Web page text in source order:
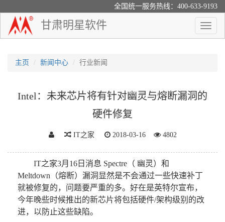
全国统一服务热线：400-633-9193
Toggle
甘肃明星软件
主页 新闻中心 行业新闻
Intel：未来芯片将有针对幽灵与熔断漏洞的
硬件修复
IT之家 2018-03-16 4802
IT之家3月16日消息 Spectre（ 幽灵）和
Meltdown（熔断）漏洞显然是不会通过一些快速补丁
就被修复的，问题要严重的多。好在是英特尔宣布，
今年晚些时候推出的新芯片将包括硬件/架构级别的改
进，以防止这些缺陷。